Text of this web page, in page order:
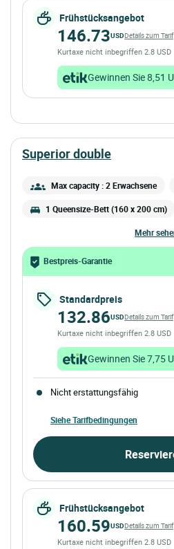
Frühstücksangebot
146.73USDDetails zum Tarif
Kurtaxe nicht inbegriffen 2.8 USD
Gewinnen Sie 8,51
superior double
Max capacity : 2 Erwachsene
1 Queensize-Bett (160 x 200 cm)
mehr
Bestpreis-Garantie
Standardpreis
132.86USDDetails zum Tarif
Kurtaxe nicht inbegriffen 2.8 USD
Gewinnen Sie 7,75
Nicht erstattungsfähig
Siehe Tarifbedingungen
Frühstücksangebot
160.59USDDetails zum Tarif
Kurtaxe nicht inbegriffen 2.8 USD